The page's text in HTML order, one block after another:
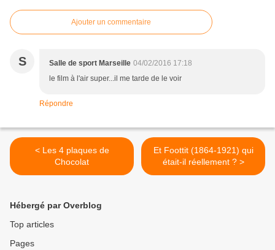
Ajouter un commentaire
S Salle de sport Marseille 04/02/2016 17:18
le film à l'air super...il me tarde de le voir
Répondre
< Les 4 plaques de
Chocolat
Et Foottit (1864-1921) qui
était-il réellement ? >
Hébergé par Overblog
Top articles
Pages